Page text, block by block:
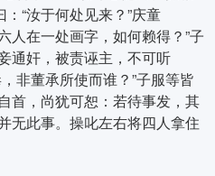
“汝于何处见来？”庆童
人在一处画字，如何赖得？”子
通奸，被责诬主，不可听
非董承所使而谁？”子服等皆
首，尚犹可恕：若待事发，其
无此事。操叱左右将四人拿住